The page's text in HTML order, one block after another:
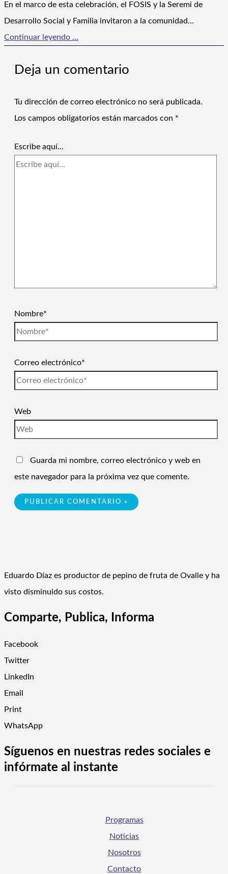
En el marco de esta celebración, el FOSIS y la Seremi de
Desarrollo Social y Familia invitaron a la comunidad…
Continuar leyendo ...
Deja un comentario
Tu dirección de correo electrónico no será publicada.
Los campos obligatorios están marcados con *
Escribe aquí...
Nombre*
Correo electrónico*
Web
Guarda mi nombre, correo electrónico y web en
este navegador para la próxima vez que comente.
Eduardo Díaz es productor de pepino de fruta de Ovalle y ha
visto disminuido sus costos.
Comparte, Publica, Informa
Facebook
Twitter
LinkedIn
Email
Print
WhatsApp
Síguenos en nuestras redes sociales e
infórmate al instante
Programas
Noticias
Nosotros
Contacto